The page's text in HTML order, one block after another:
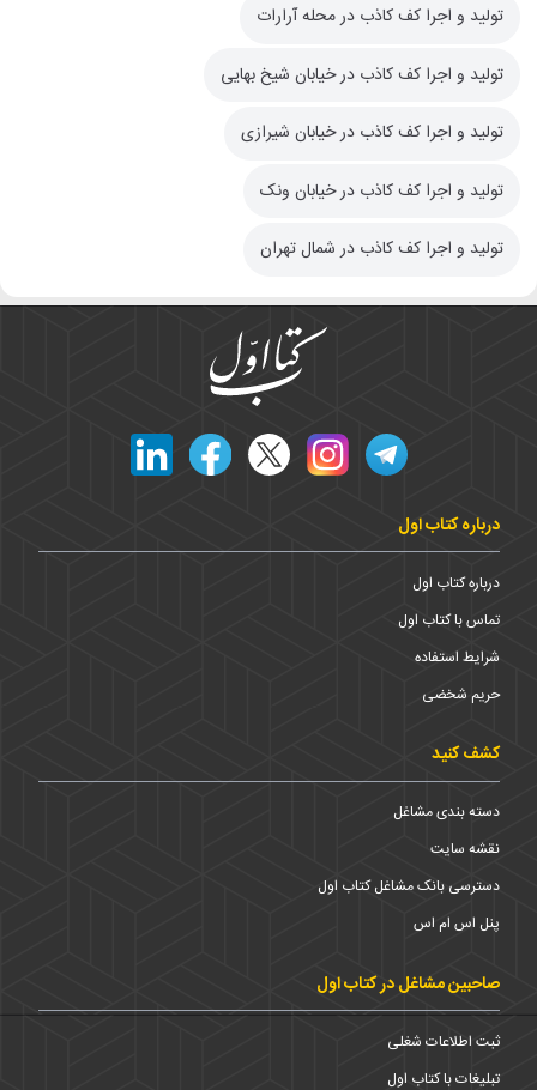
تولید و اجرا کف کاذب در محله آرارات
تولید و اجرا کف کاذب در خیابان شیخ بهایی
تولید و اجرا کف کاذب در خیابان شیرازی
تولید و اجرا کف کاذب در خیابان ونک
تولید و اجرا کف کاذب در شمال تهران
درباره کتاب اول
درباره کتاب اول
تماس با کتاب اول
شرایط استفاده
حریم شخضی
کشف کنید
دسته بندی مشاغل
نقشه سایت
دسترسی بانک مشاغل کتاب اول
پنل اس ام اس
صاحبین مشاغل در کتاب اول
ثبت اطلاعات شغلی
تبلیغات با کتاب اول